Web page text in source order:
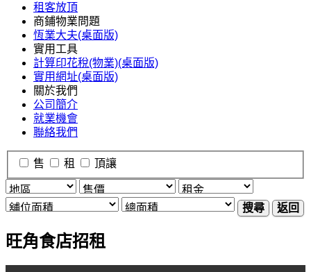
租客放頂
商鋪物業問題
恆業大夫(桌面版)
實用工具
計算印花稅(物業)(桌面版)
實用網址(桌面版)
關於我們
公司簡介
就業機會
聯絡我們
售 租 頂讓
搜尋 返回
旺角食店招租